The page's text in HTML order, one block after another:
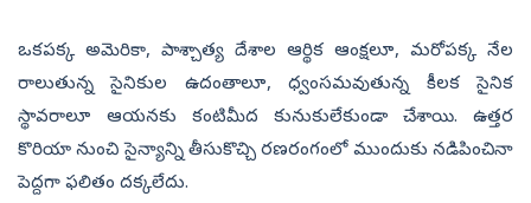
ఒకపక్క అమెరికా, పాశ్చాత్య దేశాల ఆర్థిక ఆంక్షలూ, మరోపక్క నేల
రాలుతున్న సైనికుల ఉదంతాలూ, ధ్వంసమవుతున్న కీలక సైనిక
స్థావరాలూ ఆయనకు కంటిమీద కునుకులేకుండా చేశాయి. ఉత్తర
కొరియా నుంచి సైన్యాన్ని తీసుకొచ్చి రణరంగంలో ముందుకు నడిపించినా
పెద్దగా ఫలితం దక్కలేదు.